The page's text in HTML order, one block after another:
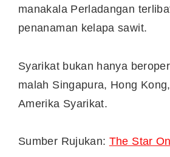
manakala Perladangan
penanaman kelapa sawit.
Syarikat bukan hanya
malah Singapura, Hong
Amerika Syarikat.
Sumber Rujukan: The Star